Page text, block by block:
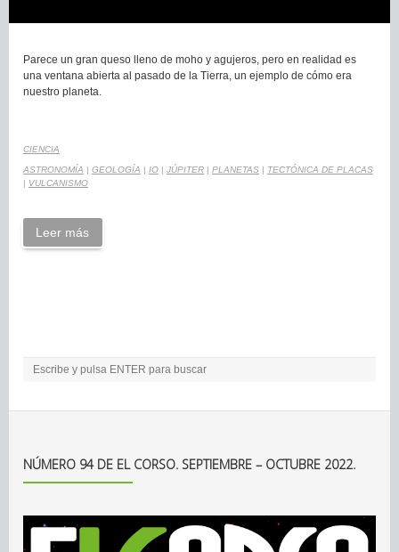
Parece un gran queso lleno de moho y agujeros, pero en realidad es
una ventana abierta al pasado de la Tierra, un ejemplo de cómo era
nuestro planeta.
CIENCIA
ASTRONOMÍA | GEOLOGÍA | IO | JÚPITER | PLANETAS | TECTÓNICA DE PLACAS
| VULCANISMO
Leer más
NÚMERO 94 DE EL CORSO. SEPTIEMBRE – OCTUBRE 2022.